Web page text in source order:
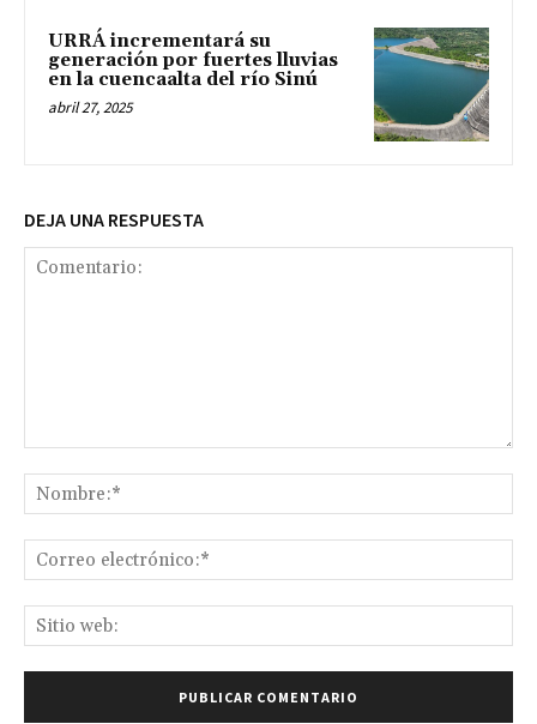
URRÁ incrementará su
generación por fuertes lluvias
en la cuencaalta del río Sinú
abril 27, 2025
DEJA UNA RESPUESTA